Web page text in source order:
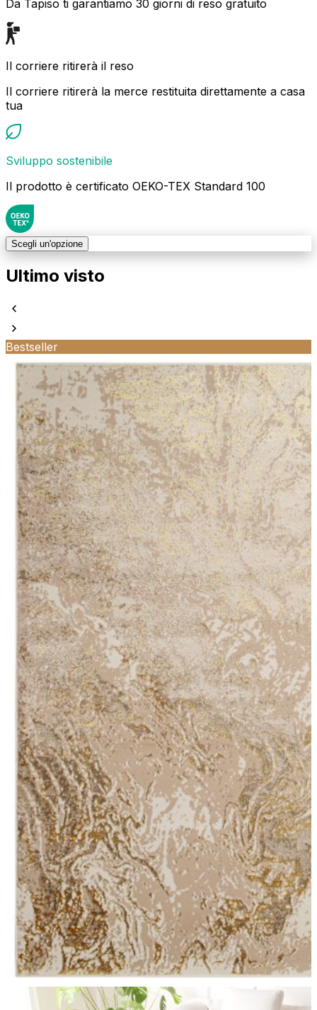
Da Tapiso ti garantiamo 30 giorni di reso gratuito
Il corriere ritirerà il reso
Il corriere ritirerà la merce restituita direttamente a casa
tua
Sviluppo sostenibile
Il prodotto è certificato OEKO-TEX Standard 100
Scegli un'opzione
Ultimo visto
Bestseller